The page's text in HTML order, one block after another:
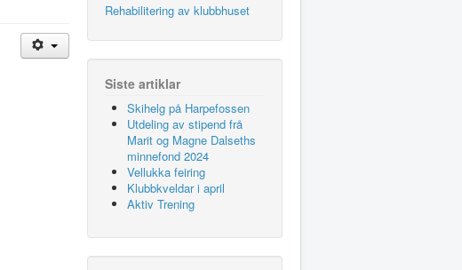
Rehabilitering av klubbhuset
Siste artiklar
Skihelg på Harpefossen
Utdeling av stipend frå
Marit og Magne Dalseths
minnefond 2024
Vellukka feiring
Klubbkveldar i april
Aktiv Trening